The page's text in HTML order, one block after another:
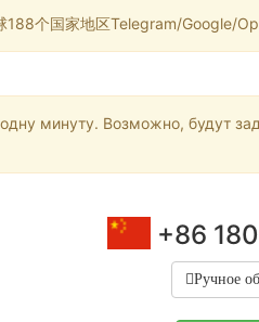
188个国家地区Telegram/Google/
минуту. Возможно, будут
+86
Ручное